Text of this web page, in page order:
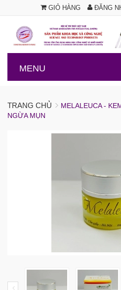
GIỎ HÀNG ĐĂNG
MENU
TRANG CHỦ
MELALEUCA -
NGỪA MỤN